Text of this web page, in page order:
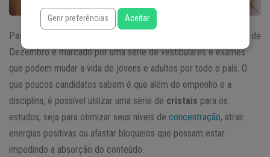
Passadas as fases decisivas para muitos, como o ENEM, o mês de
Dezembro é marcado por uma série de vestibulares e exames
que podem mudar a vida de jovens e adultos por todo o país. O
que poucos candidatos sabem é que além do empenho e a
disciplina, é possível utilizar uma série de cristais para os
estudos; seja para otimizar seus níveis de concentração, atrair
energias positivas ou afastar bloqueios que possam estar
impedindo a absorção do conteúdo.
Gerir preferências Aceitar